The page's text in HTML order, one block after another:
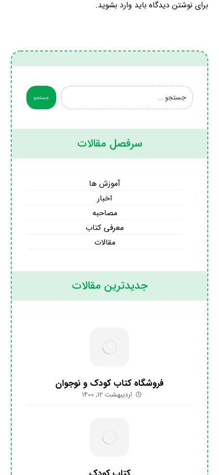
برای نوشتن دیدگاه باید وارد بشوید.
سرفصل مقالات
آموزش ها
اخبار
مصاحبه
معرفی کتاب
مقالات
جدیدترین مقالات
فروشگاه کتاب کودک و نوجوان
اردیبهشت ۱۲, ۱۴۰۰